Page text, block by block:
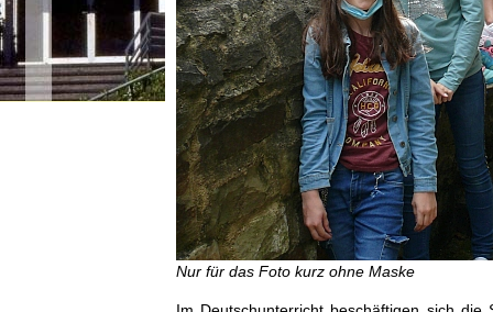
Nur für das Foto kurz ohne Maske